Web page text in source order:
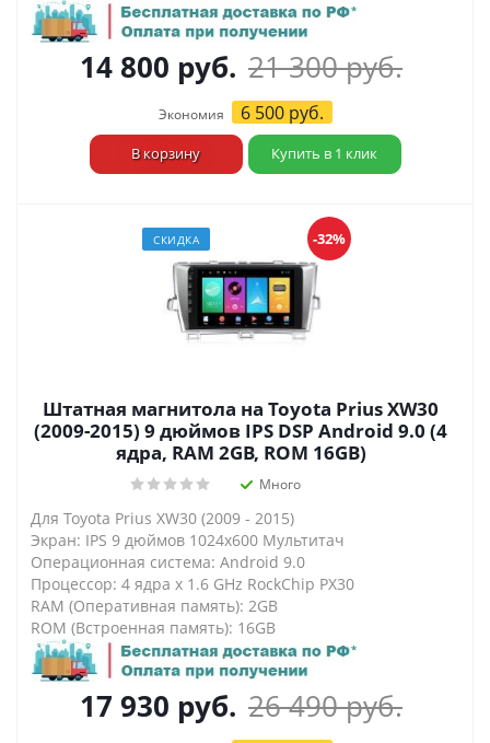
14 800 руб. 21 300руб.
Экономия 6 500руб.
В корзину Купить в 1 клик
СКИДКА -32%
Штатная магнитола на Toyota Prius XW30
(2009-2015) 9 дюймов IPS DSP Android 9.0 (4
ядра, RAM 2GB, ROM 16GB)
Много
Для Toyota Prius XW30 (2009 - 2015)
Экран: IPS 9 дюймов 1024х600 Мультитач
Операционная система: Android 9.0
Процессор: 4 ядра х 1.6 GHz RockChip PX30
RAM (Оперативная память): 2GB
ROM (Встроенная память): 16GB
17 930 руб. 26 490руб.